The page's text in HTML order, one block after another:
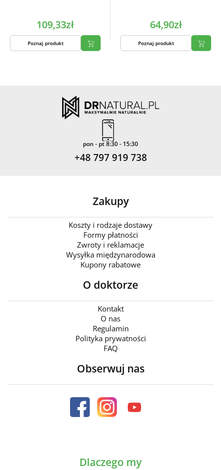
109,33zł
Poznaj produkt
64,90zł
Poznaj produkt
pon - pt 8:30 - 15:30
+48 797 919 738
Zakupy
Koszty i rodzaje dostawy
Formy płatności
Zwroty i reklamacje
Wysyłka międzynarodowa
Kupony rabatowe
O doktorze
Kontakt
O nas
Regulamin
Polityka prywatności
FAQ
Obserwuj nas
Dlaczego my